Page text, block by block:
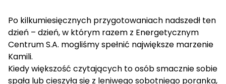
Po kilkumiesięcznych przygotowaniach nadszedł ten
dzień – dzień, w którym razem z Energetycznym
Centrum S.A. mogliśmy spełnić największe marzenie
Kamili.
Kiedy większość czytających to osób smacznie sobie
spała lub cieszyła się z leniwego sobotniego poranka,